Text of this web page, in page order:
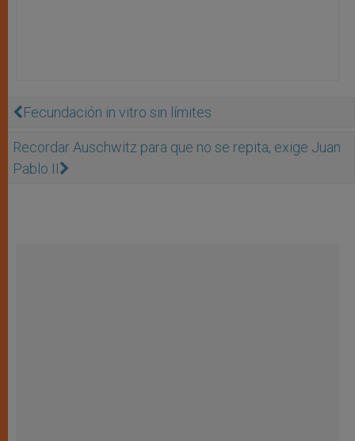
Fecundación in vitro sin límites
Recordar Auschwitz para que no se repita, exige Juan
Pablo II